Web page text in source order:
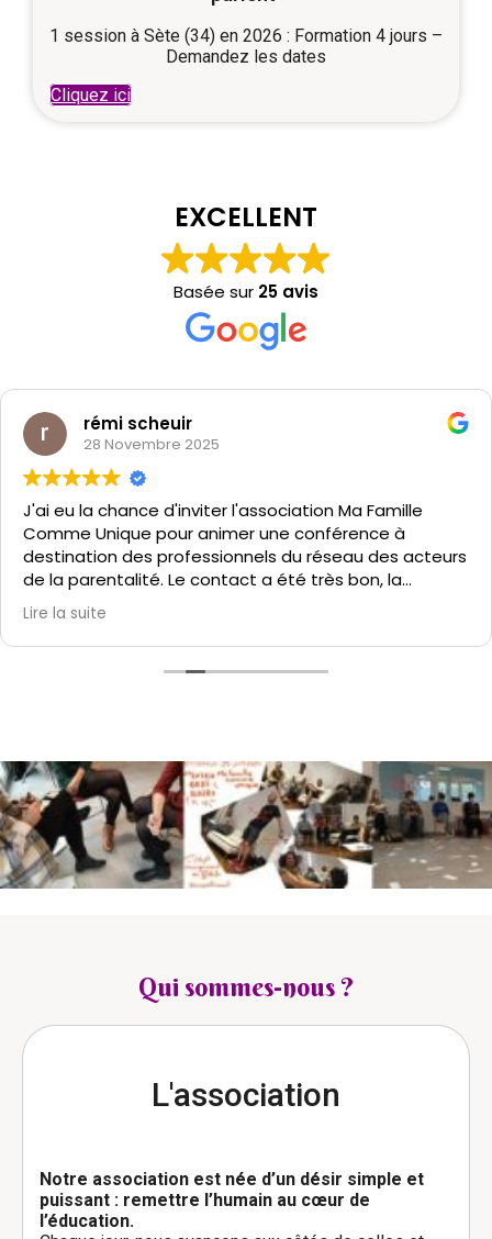
1 session à Sète (34) en 2026 : Formation 4 jours –
Demandez les dates
Cliquez ici
EXCELLENT
Basée sur 25 avis
rémi scheuir
28 Novembre 2025
J'ai eu la chance d'inviter l'association Ma Famille
Comme Unique pour animer une conférence à
destination des professionnels du réseau des acteurs
de la parentalité. Le contact a été très bon, la
proposition s'est parfaitement adaptée à mes
contraintes et l'approche d'Aicha, son sens de
l'animation, étayés par un solide bagage théorique,
ont fait le reste. Merci pour ces moments de qualité
un temps d'échange avec des parents sur le thème
des émotions. Aicha a su mettre à l'aise les
participants rapidement, et les échanges qui s’en
sont suivis ont été d'une pertinence et d'une
profondeur inespérées. Longue vie à cette
association, avec qui nous aurions plaisir à retravailler.
Lire la suite
Qui sommes-nous ?
L'association
Notre association est née d’un désir simple et
puissant : remettre l’humain au cœur de
l’éducation.